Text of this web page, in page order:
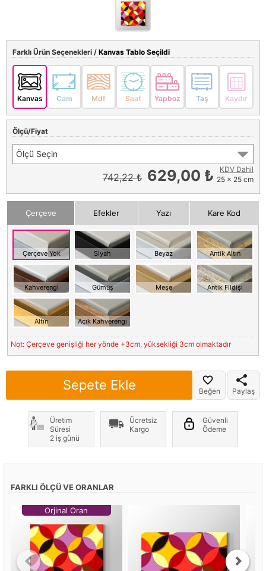
Farklı Ürün Seçenekleri / Kanvas Tablo Seçildi
Kanvas Cam Mdf Saat Yapboz Taş Kaydır
Ölçü/Fiyat
Ölçü Seçin
742,22 ₺ 629,00 ₺
KDV Dahil
25 x 25 cm
Çerçeve Efekler Yazı Kare Kod
Çerçeve Yok Siyah Beyaz Antik Altın
Kahverengi Gümüş Meşe Antik Fildişi
Altın Açık Kahverengi
Not: Çerçeve genişliği her yönde +3cm, yüksekliği 3cm olmaktadır
Sepete Ekle Beğen Paylaş
Üretim
Süresi
2 iş günü
Ücretsiz
Kargo
Güvenli
Ödeme
FARKLI ÖLÇÜ VE ORANLAR
Orjinal Oran